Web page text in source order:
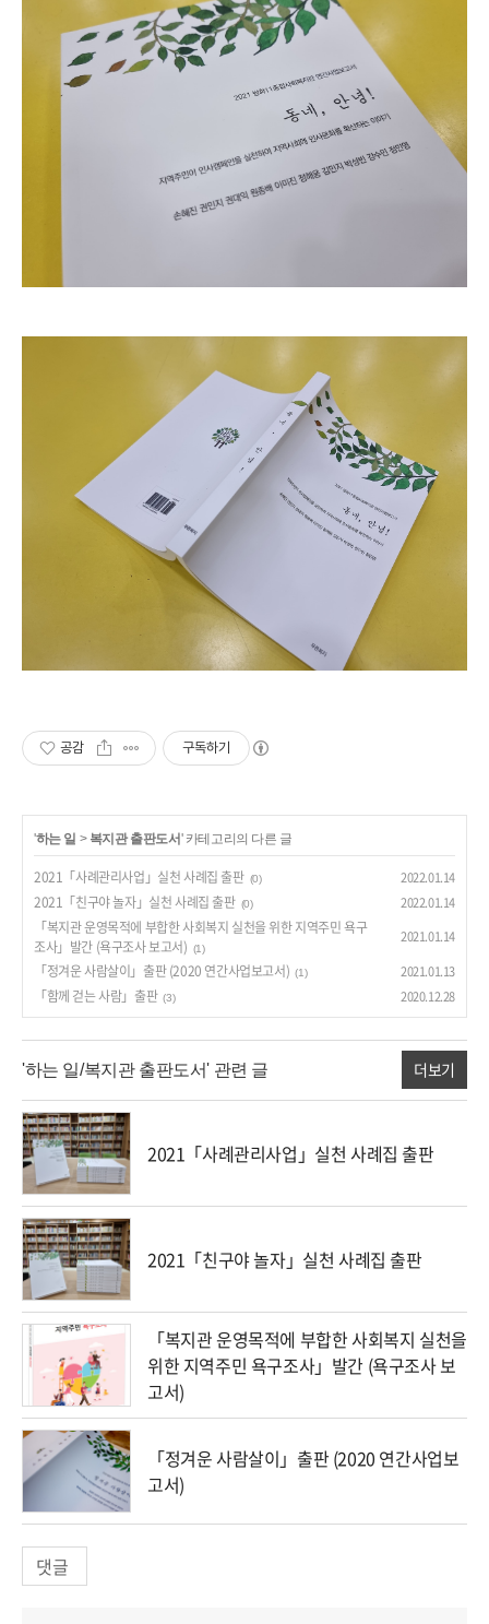
공감 구독하기
'하는 일 > 복지관 출판도서' 카테고리의 다른 글
2021「사례관리사업」실천 사례집 출판 (0) 2022.01.14
2021「친구야 놀자」실천 사례집 출판 (0) 2022.01.14
「복지관 운영목적에 부합한 사회복지 실천을 위한 지역주민 욕구
조사」발간 (욕구조사 보고서) (1)
2021.01.14
「정겨운 사람살이」출판 (2020 연간사업보고서) (1) 2021.01.13
「함께 걷는 사람」출판 (3) 2020.12.28
'하는 일/복지관 출판도서' 관련 글 더보기
2021「사례관리사업」실천 사례집 출판
2021「친구야 놀자」실천 사례집 출판
「복지관 운영목적에 부합한 사회복지 실천을
위한 지역주민 욕구조사」발간 (욕구조사 보
고서)
「정겨운 사람살이」출판 (2020 연간사업보
고서)
댓글